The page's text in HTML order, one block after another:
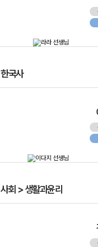
한국사
사회 > 생활과윤리